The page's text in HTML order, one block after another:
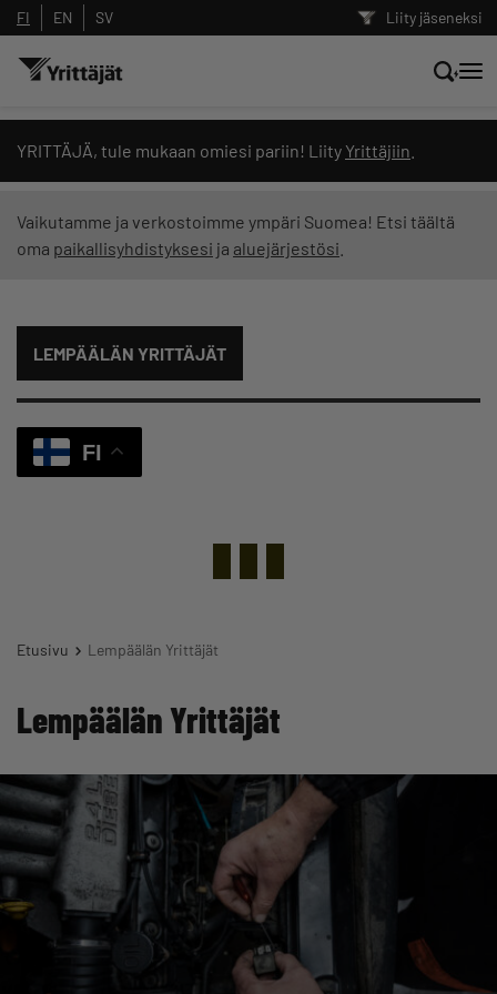
Liity jäseneksi
FI EN SV
YRITTÄJÄ, tule mukaan omiesi pariin! Liity Yrittäjiin
Vaikutamme ja verkostoimme ympäri Suomea! Etsi täältä
oma paikallisyhdistyksesi ja aluejärjestösi
LEMPÄÄLÄN YRITTÄJÄT
FI
Etusivu Lempäälän Yrittäjät
Lempäälän Yrittäjät
Hae sivustolta tai kysy suoraan
Yrittäjien tekoälyltä
Suodata hakutuloksia: näytä kaikki sisältö